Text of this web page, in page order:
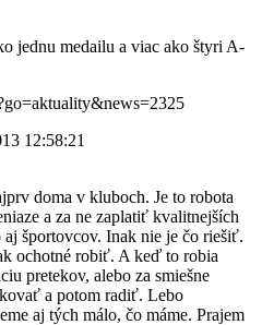
jednu medailu a viac ako štyri A-
12:58:21
doma v kluboch. Je to robota
a za ne zaplatiť kvalitnejších
športovcov. Inak nie je čo riešiť.
ochotné robiť. A keď to robia
pretekov, alebo za smiešne
a potom radiť. Lebo
aj tých málo, čo máme. Prajem